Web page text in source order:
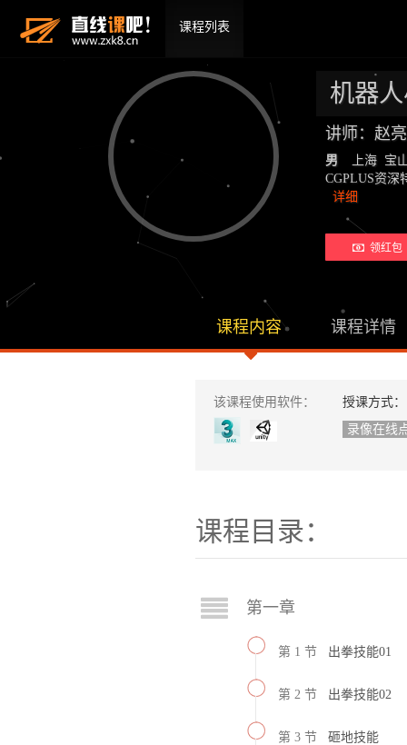
课程列表
机器
讲师：赵
男
上海 宝
CGPLUS资深
详细
领红包
课程内容 课程详情
该课程使用软件：
授课方式：
录像在线
课程目录：
第一章
第 1 节 出拳技能01
第 2 节 出拳技能02
第 3 节 砸地技能